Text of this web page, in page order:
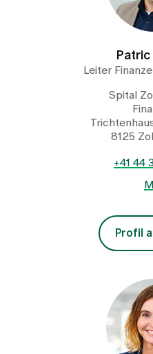
Leiter
Spital
8125
+41 44
Profil